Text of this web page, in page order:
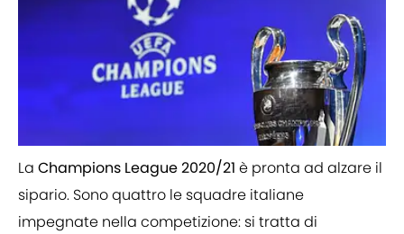
La Champions League 2020/21 è pronta ad alzare il
sipario. Sono quattro le squadre italiane
impegnate nella competizione: si tratta di